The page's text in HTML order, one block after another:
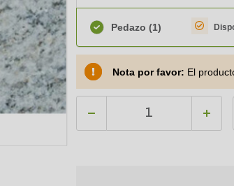
Pedazo (1)
Nota por favor: El